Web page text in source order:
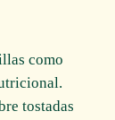
como
tostadas